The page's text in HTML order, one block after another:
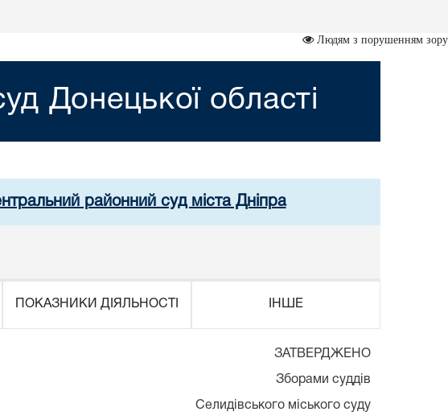
Людям з порушенням зору
Донецької області
районний суд міста Дніпра
ПОКАЗНИКИ ДІЯЛЬНОСТІ ІНШЕ
ЗАТВЕРДЖЕНО
Зборами суддів
міського суду